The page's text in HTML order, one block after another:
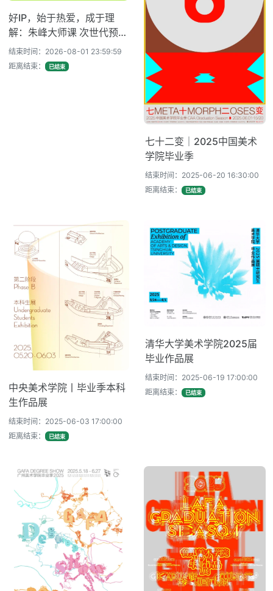
好IP，始于热爱，成于理
解：朱峰大师课 次世代预研
会火热报名中！
结束时间：2026-08-01 23:59:59
距离结束：
已结束
七十二变｜2025中国美术
学院毕业季
结束时间：2025-06-20 16:30:00
距离结束：
已结束
中央美术学院丨毕业季本科
生作品展
结束时间：2025-06-03 17:00:00
距离结束：
已结束
清华大学美术学院2025届
毕业作品展
结束时间：2025-06-19 17:00:00
距离结束：
已结束